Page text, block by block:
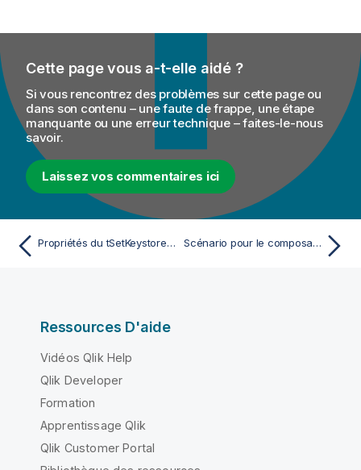
Cette page vous a-t-elle aidé ?
Si vous rencontrez des problèmes sur cette page ou
dans son contenu – une faute de frappe, une étape
manquante ou une erreur technique – faites-le-nous
savoir.
Laissez vos commentaires ici
Propriétés du tSetKeystore pour Apache Spark Batch Scénario pour le composant Keystore
Ressources D'aide
Vidéos Qlik Help
Qlik Developer
Formation
Apprentissage Qlik
Qlik Customer Portal